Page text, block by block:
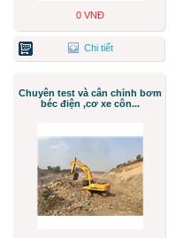
0 VNĐ
Chi tiết
Chuyên test và cân chỉnh bơm
béc điện ,cơ xe côn...